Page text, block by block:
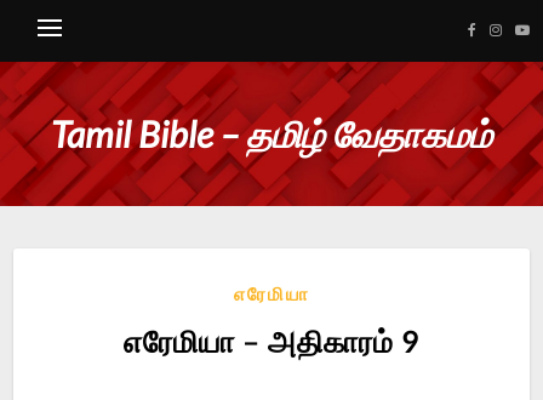
Tamil Bible – தமிழ் வேதாகமம்
எரேமியா
எரேமியா – அதிகாரம் 9